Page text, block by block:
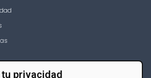
privacidad